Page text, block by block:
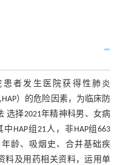
者发生医院获得性肺炎
）的危险因素，为临床防
选择2021年精神科男、女病
HAP组21人，非HAP组663
龄、吸烟史、合并基础疾
料及用药相关资料，运用单